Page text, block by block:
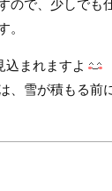
で、少しでも
まれますよ
、雪が積もる前